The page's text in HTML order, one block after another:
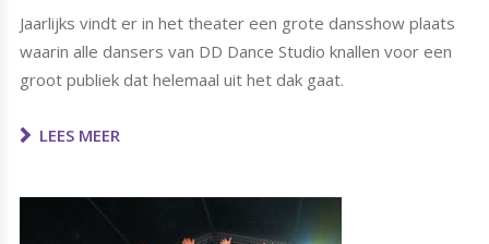
Jaarlijks vindt er in het theater een grote dansshow plaats
waarin alle dansers van DD Dance Studio knallen voor een
groot publiek dat helemaal uit het dak gaat.
LEES MEER